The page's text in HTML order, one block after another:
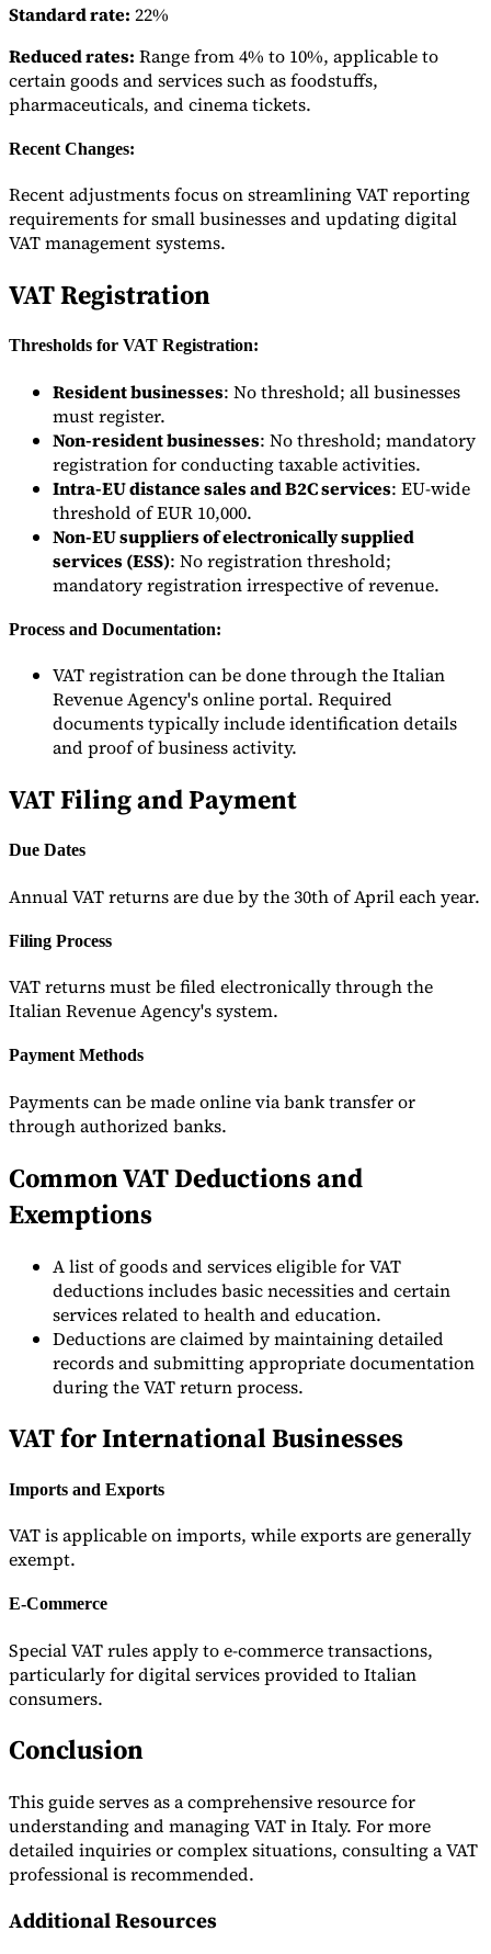
Herramientas
Calculadora de VAT
Calculadora de GSTCalculadora del impuesto
sobre las ventas Verificador de número de VAT
Expertos
Nuestros autoresConviértase en colaboradorElija un experto
Standard rate: 22%
Reduced rates: Range from 4% to 10%, applicable to
certain goods and services such as foodstuffs,
pharmaceuticals, and cinema tickets.
Recent Changes:
Recent adjustments focus on streamlining VAT reporting
requirements for small businesses and updating digital
VAT management systems.
VAT Registration
Thresholds for VAT Registration:
Resident businesses: No threshold; all businesses
must register.
Non-resident businesses: No threshold; mandatory
registration for conducting taxable activities.
Intra-EU distance sales and B2C services: EU-wide
threshold of EUR 10,000.
Non-EU suppliers of electronically supplied
services (ESS): No registration threshold;
mandatory registration irrespective of revenue.
Process and Documentation:
VAT registration can be done through the Italian
Revenue Agency's online portal. Required
documents typically include identification details
and proof of business activity.
VAT Filing and Payment
Due Dates
Annual VAT returns are due by the 30th of April each year.
Filing Process
VAT returns must be filed electronically through the
Italian Revenue Agency's system.
Payment Methods
Payments can be made online via bank transfer or
through authorized banks.
Common VAT Deductions and
Exemptions
A list of goods and services eligible for VAT
deductions includes basic necessities and certain
services related to health and education.
Deductions are claimed by maintaining detailed
records and submitting appropriate documentation
during the VAT return process.
VAT for International Businesses
Imports and Exports
VAT is applicable on imports, while exports are generally
exempt.
E-Commerce
Special VAT rules apply to e-commerce transactions,
particularly for digital services provided to Italian
consumers.
Conclusion
This guide serves as a comprehensive resource for
understanding and managing VAT in Italy. For more
detailed inquiries or complex situations, consulting a VAT
professional is recommended.
Additional Resources